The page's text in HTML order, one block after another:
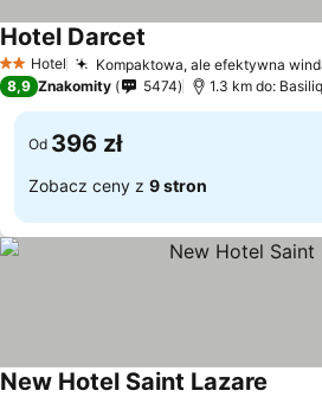
2 Kategoria
Hotel Kompaktowa, ale efektywna
Hotel Darcet
8,9 Znakomity 5474 1.3 km do:
Od 396 zł
Zobacz ceny z 9 stron
New Hotel Saint Lazare